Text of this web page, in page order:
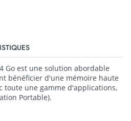
Go est une solution abordable
bénéficier d'une mémoire haute
toute une gamme d'applications,
Portable).